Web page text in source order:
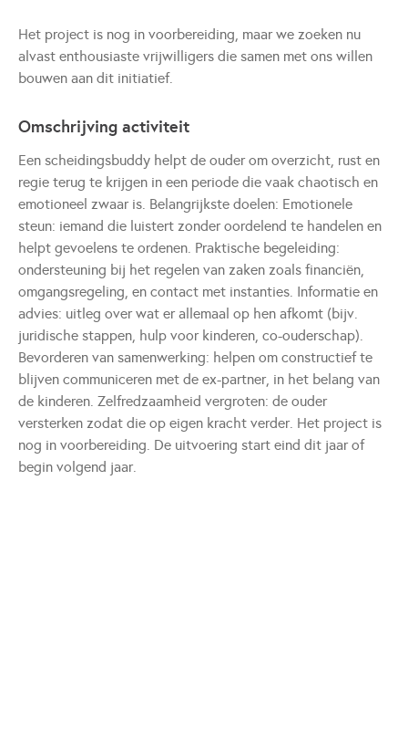
Het project is nog in voorbereiding, maar we zoeken nu
alvast enthousiaste vrijwilligers die samen met ons willen
bouwen aan dit initiatief.
Omschrijving activiteit
Een scheidingsbuddy helpt de ouder om overzicht, rust en
regie terug te krijgen in een periode die vaak chaotisch en
emotioneel zwaar is. Belangrijkste doelen: Emotionele
steun: iemand die luistert zonder oordelend te handelen en
helpt gevoelens te ordenen. Praktische begeleiding:
ondersteuning bij het regelen van zaken zoals financiën,
omgangsregeling, en contact met instanties. Informatie en
advies: uitleg over wat er allemaal op hen afkomt (bijv.
juridische stappen, hulp voor kinderen, co-ouderschap).
Bevorderen van samenwerking: helpen om constructief te
blijven communiceren met de ex-partner, in het belang van
de kinderen. Zelfredzaamheid vergroten: de ouder
versterken zodat die op eigen kracht verder. Het project is
nog in voorbereiding. De uitvoering start eind dit jaar of
begin volgend jaar.